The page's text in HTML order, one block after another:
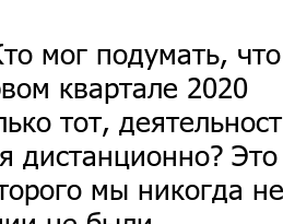
мог подумать,
квартале 2020
тот,
дистанционно? Это
мы никогда